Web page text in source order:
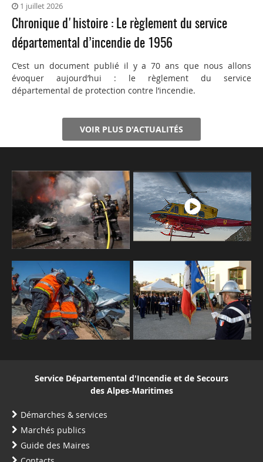
1 juillet 2026
Chronique d'histoire : Le règlement du service
départemental d’incendie de 1956
C’est un document publié il y a 70 ans que nous allons
évoquer aujourd’hui : le règlement du service
départemental de protection contre l’incendie.
VOIR PLUS D'ACTUALITÉS
Service Départemental d'Incendie et de Secours
des Alpes-Maritimes
Démarches & services
Marchés publics
Guide des Maires